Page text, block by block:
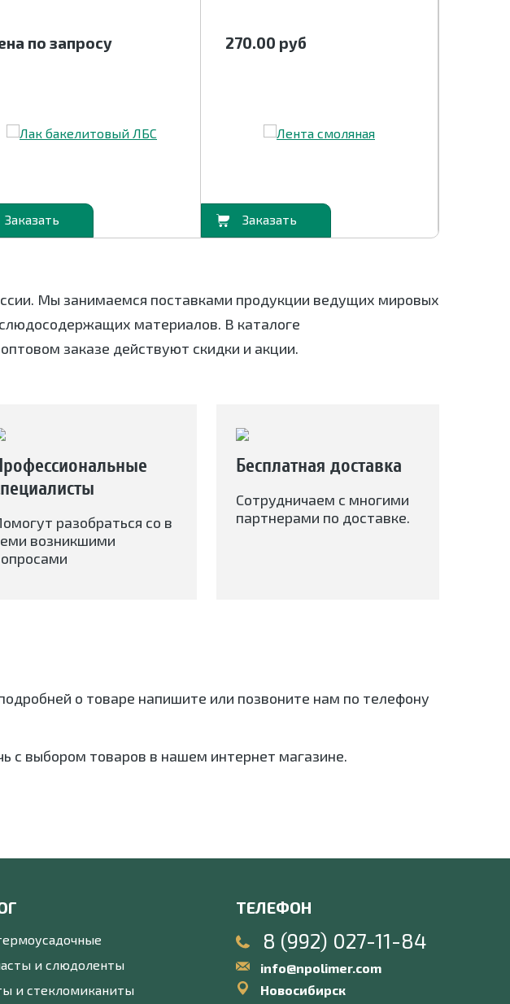
по запросу 270.00 руб
В корзину
Мы занимаемся поставками продукции ведущих мировых
материалов. В каталоге
заказе действуют скидки и акции.
разобраться со в
возникшими
Бесплатная доставка
Сотрудничаем с многими
партнерами по доставке.
о товаре напишите или позвоните нам по телефону
выбором товаров в нашем интернет магазине.
и слюдоленты
и стекломиканиты
ТЕЛЕФОН
8 (992) 027-11-84
info@npolimer.com
Новосибирск